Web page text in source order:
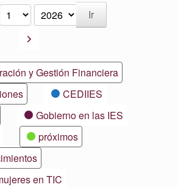
Siguiente
y Gestión Financiera
CEDIIES
Gobierno en las IES
próximos
en TIC